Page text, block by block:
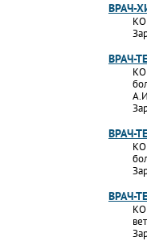
ВРАЧ-
ВРАЧ-
ВРАЧ-
ВРАЧ-